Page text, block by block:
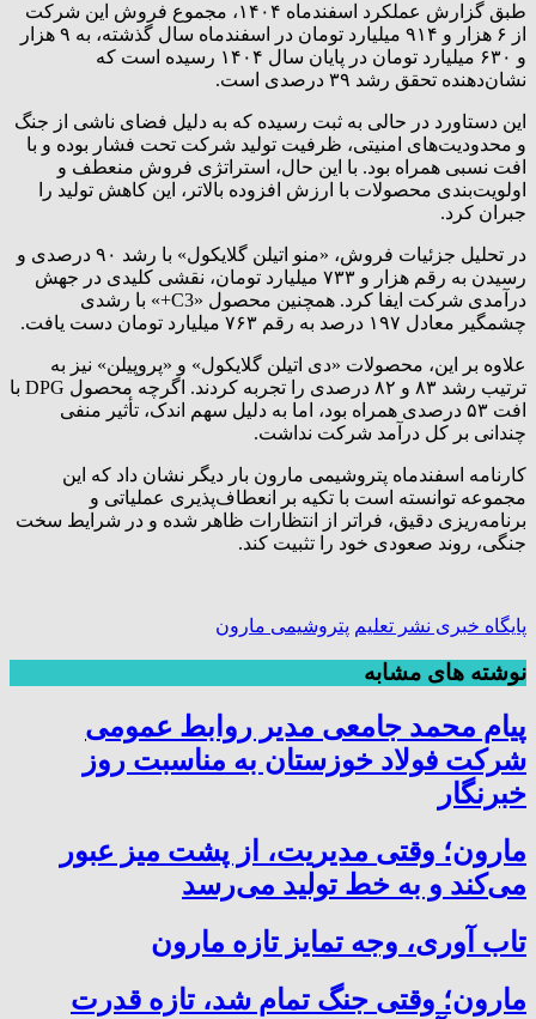
طبق گزارش عملکرد اسفندماه ۱۴۰۴، مجموع فروش این شرکت
از ۶ هزار و ۹۱۴ میلیارد تومان در اسفندماه سال گذشته، به ۹ هزار
و ۶۳۰ میلیارد تومان در پایان سال ۱۴۰۴ رسیده است که
نشان‌دهنده تحقق رشد ۳۹ درصدی است.
این دستاورد در حالی به ثبت رسیده که به دلیل فضای ناشی از جنگ
و محدودیت‌های امنیتی، ظرفیت تولید شرکت تحت فشار بوده و با
افت نسبی همراه بود. با این حال، استراتژی فروش منعطف و
اولویت‌بندی محصولات با ارزش افزوده بالاتر، این کاهش تولید را
جبران کرد.
در تحلیل جزئیات فروش، «منو اتیلن گلایکول» با رشد ۹۰ درصدی و
رسیدن به رقم هزار و ۷۳۳ میلیارد تومان، نقشی کلیدی در جهش
درآمدی شرکت ایفا کرد. همچنین محصول «C3+» با رشدی
چشمگیر معادل ۱۹۷ درصد به رقم ۷۶۳ میلیارد تومان دست یافت.
علاوه بر این، محصولات «دی اتیلن گلایکول» و «پروپیلن» نیز به
ترتیب رشد ۸۳ و ۸۲ درصدی را تجربه کردند. اگرچه محصول DPG با
افت ۵۳ درصدی همراه بود، اما به دلیل سهم اندک، تأثیر منفی
چندانی بر کل درآمد شرکت نداشت.
کارنامه اسفندماه پتروشیمی مارون بار دیگر نشان داد که این
مجموعه توانسته است با تکیه بر انعطاف‌پذیری عملیاتی و
برنامه‌ریزی دقیق، فراتر از انتظارات ظاهر شده و در شرایط سخت
جنگی، روند صعودی خود را تثبیت کند.
پايگاه خبری نشر تعلیم پتروشیمی مارون
نوشته های مشابه
پیام محمد جامعی مدیر روابط عمومی
شرکت فولاد خوزستان به مناسبت روز
خبرنگار
مارون؛ وقتی مدیریت، از پشت میز عبور
می‌کند و به خط تولید می‌رسد
تاب آوری، وجه تمایز تازه مارون
مارون؛ وقتی جنگ تمام شد، تازه قدرت